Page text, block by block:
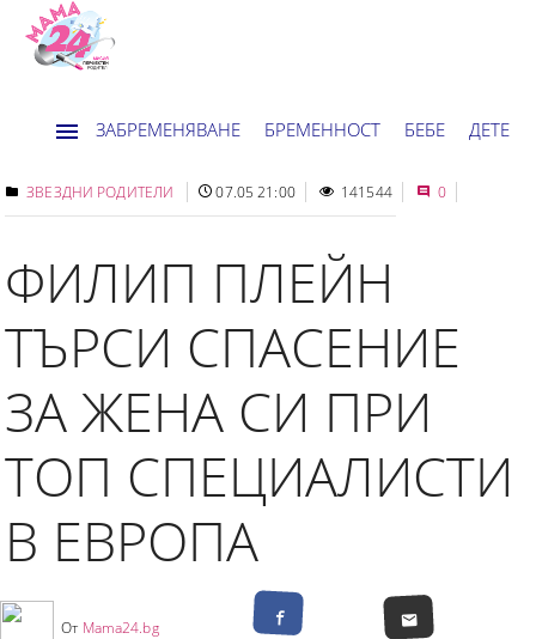
ЗАБРЕМЕНЯВАНЕ БРЕМЕННОСТ БЕБЕ ДЕТЕ
ДОМ НОВИНИ ХОРОСКОП
ЗВЕЗДНИ РОДИТЕЛИ 07.05 21:00 141544 0
ФИЛИП ПЛЕЙН
ТЪРСИ СПАСЕНИЕ
ЗА ЖЕНА СИ ПРИ
ТОП СПЕЦИАЛИСТИ
В ЕВРОПА
От Mama24.bg